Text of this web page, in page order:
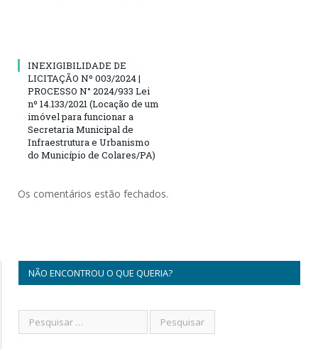
INEXIGIBILIDADE DE
LICITAÇÃO Nº 003/2024 |
PROCESSO N° 2024/933 Lei
nº 14.133/2021 (Locação de um
imóvel para funcionar a
Secretaria Municipal de
Infraestrutura e Urbanismo
do Município de Colares/PA)
Os comentários estão fechados.
NÃO ENCONTROU O QUE QUERIA?